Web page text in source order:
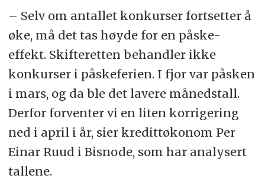
– Selv om antallet konkurser fortsetter å
øke, må det tas høyde for en påske-
effekt. Skifteretten behandler ikke
konkurser i påskeferien. I fjor var påsken
i mars, og da ble det lavere månedstall.
Derfor forventer vi en liten korrigering
ned i april i år, sier kredittøkonom Per
Einar Ruud i Bisnode, som har analysert
tallene.